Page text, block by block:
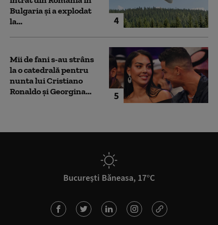
4
Bulgaria şi a explodat
la...
5
Mii de fani s-au strâns
la o catedrală pentru
nunta lui Cristiano
Ronaldo şi Georgina...
București Băneasa, 17°C